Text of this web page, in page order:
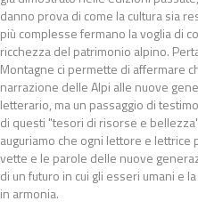
danno prova di come la cultura sia
più complesse fermano la voglia di
ricchezza del patrimonio alpino.
Montagne ci permette di affermare
narrazione delle Alpi alle nuove
letterario, ma un passaggio di
di questi "tesori di risorse e
auguriamo che ogni lettore e
vette e le parole delle nuove
di un futuro in cui gli esseri umani e
in armonia.